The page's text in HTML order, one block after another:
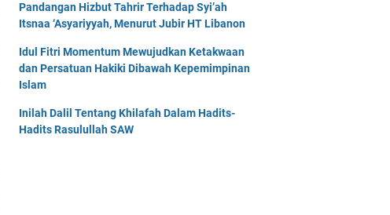
Pandangan Hizbut Tahrir Terhadap Syi’ah
Itsnaa ‘Asyariyyah, Menurut Jubir HT Libanon
Idul Fitri Momentum Mewujudkan Ketakwaan
dan Persatuan Hakiki Dibawah Kepemimpinan
Islam
Inilah Dalil Tentang Khilafah Dalam Hadits-
Hadits Rasulullah SAW